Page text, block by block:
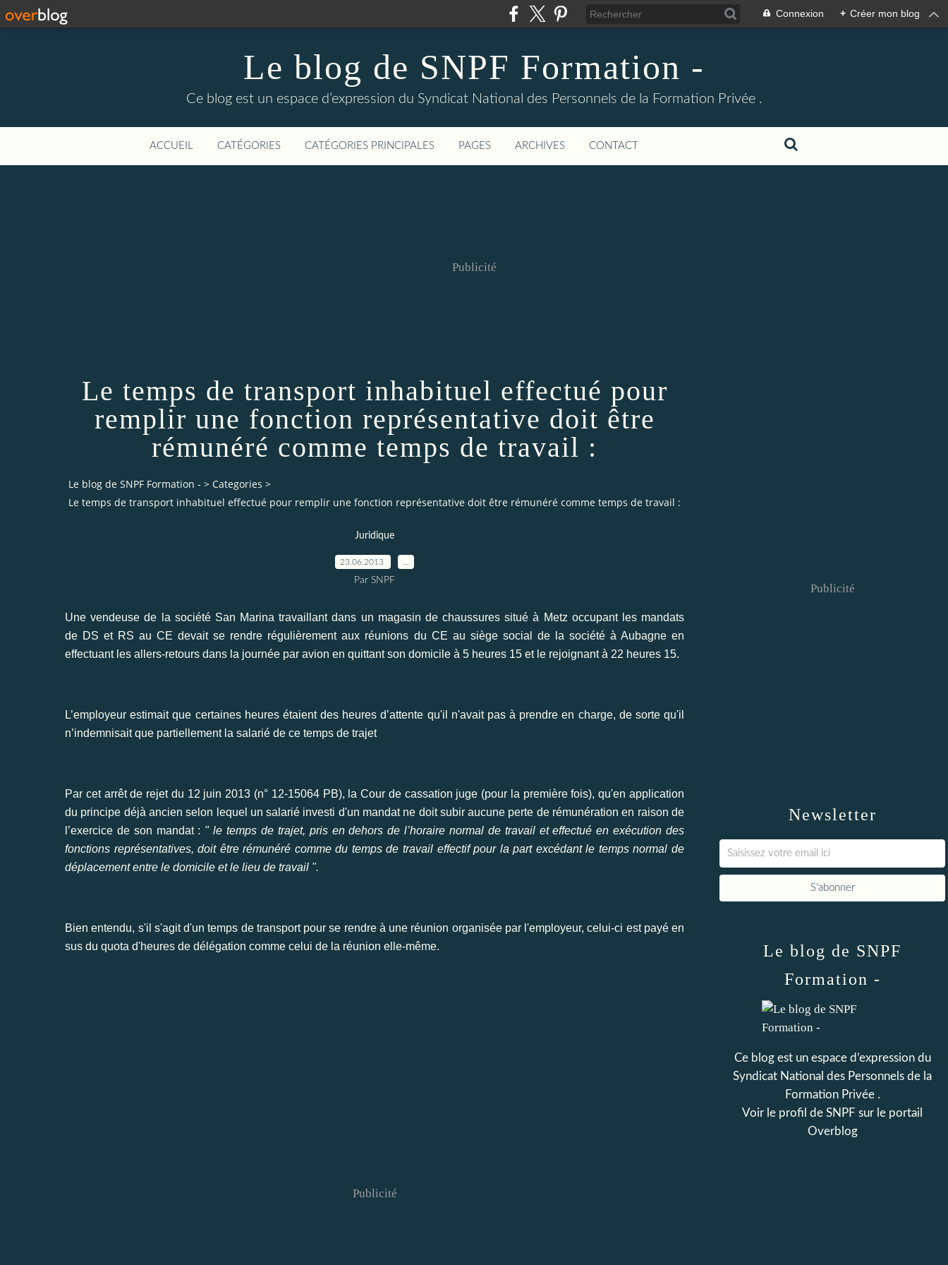
Connexion + Créer mon blog
Le blog de SNPF Formation -
Ce blog est un espace d’expression du Syndicat National des Personnels de la Formation Privée .
ACCUEIL CATÉGORIES CATÉGORIES PRINCIPALES PAGES ARCHIVES CONTACT
Publicité
Le temps de transport inhabituel effectué pour
remplir une fonction représentative doit être
rémunéré comme temps de travail :
Le blog de SNPF Formation - > Categories >
Le temps de transport inhabituel effectué pour remplir une fonction représentative doit être rémunéré comme temps de travail :
Juridique
23.06.2013
Par SNPF
Une vendeuse de la société San Marina travaillant dans un magasin de chaussures situé à Metz occupant les mandats
de DS et RS au CE devait se rendre régulièrement aux réunions du CE au siège social de la société à Aubagne en
effectuant les allers-retours dans la journée par avion en quittant son domicile à 5 heures 15 et le rejoignant à 22 heures 15.
L’employeur estimait que certaines heures étaient des heures d’attente qu'il n'avait pas à prendre en charge, de sorte qu'il
n’indemnisait que partiellement la salarié de ce temps de trajet
Par cet arrêt de rejet du 12 juin 2013 (n° 12-15064 PB), la Cour de cassation juge (pour la première fois), qu'en application
du principe déjà ancien selon lequel un salarié investi d'un mandat ne doit subir aucune perte de rémunération en raison de
l’exercice de son mandat : " le temps de trajet, pris en dehors de l’horaire normal de travail et effectué en exécution des
fonctions représentatives, doit être rémunéré comme du temps de travail effectif pour la part excédant le temps normal de
déplacement entre le domicile et le lieu de travail ".
Bien entendu, s'il s'agit d'un temps de transport pour se rendre à une réunion organisée par l'employeur, celui-ci est payé en
sus du quota d'heures de délégation comme celui de la réunion elle-même.
Publicité
Newsletter
Publicité
Le blog de SNPF
Formation -
Ce blog est un espace d’expression du
Syndicat National des Personnels de la
Formation Privée .
Voir le profil de SNPF sur le portail
Overblog